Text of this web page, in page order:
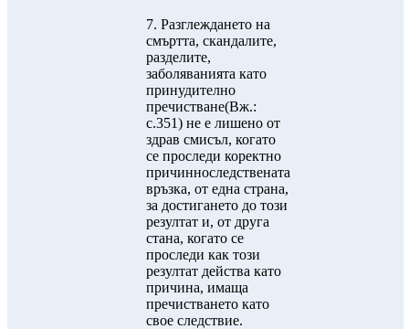
7. Разглеждането на
смъртта, скандалите,
разделите,
заболяванията като
принудително
пречистване(Вж.:
с.351) не е лишено от
здрав смисъл, когато
се проследи коректно
причинноследствената
връзка, от една страна,
за достигането до този
резултат и, от друга
стана, когато се
проследи как този
резултат действа като
причина, имаща
пречистването като
свое следствие.